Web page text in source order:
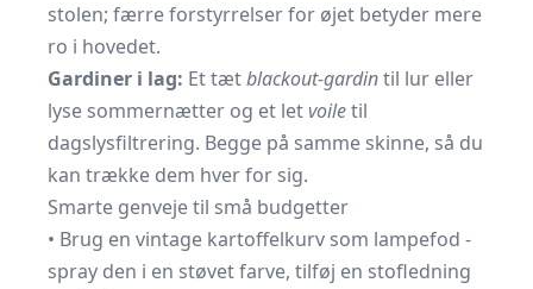
stolen; færre forstyrrelser for øjet betyder mere
ro i hovedet.
Gardiner i lag: Et tætblackout-gardintil lur eller
lyse sommernætter og et letvoiletil
dagslysfiltrering. Begge på samme skinne, så du
kan trække dem hver for sig.
Smarte genveje til små budgetter
• Brug en vintage kartoffelkurv som lampefod -
spray den i en støvet farve, tilføj en stofledning